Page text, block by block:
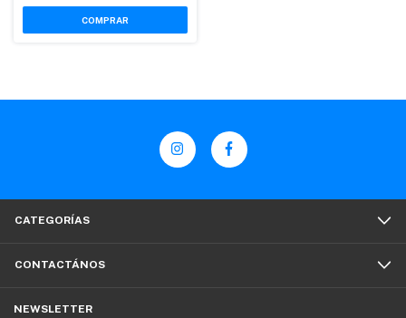
CATEGORÍAS
CONTACTÁNOS
NEWSLETTER